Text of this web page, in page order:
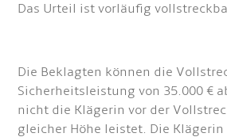
Das Urteil ist vorläufig
Die Beklagten können die
Sicherheitsleistung von 35.000 €
nicht die Klägerin vor der
gleicher Höhe leistet. Die